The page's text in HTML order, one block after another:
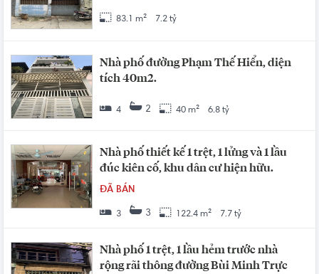
83.1 m² 7.2 tỷ
Nhà phố đường Phạm Thế Hiển, diện
tích 40m2.
4 2 40 m² 6.8 tỷ
Nhà phố thiết kế 1 trệt, 1 lửng và 1 lầu
đúc kiên cố, khu dân cư hiện hữu.
ĐÃ BÁN
3 3 122.4 m² 7.7 tỷ
Nhà phố 1 trệt, 1 lầu hẻm trước nhà
rộng rãi thông đường Bùi Minh Trực